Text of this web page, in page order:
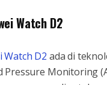
Watch D2
Watch D2 ada di
Pressure Monitoring